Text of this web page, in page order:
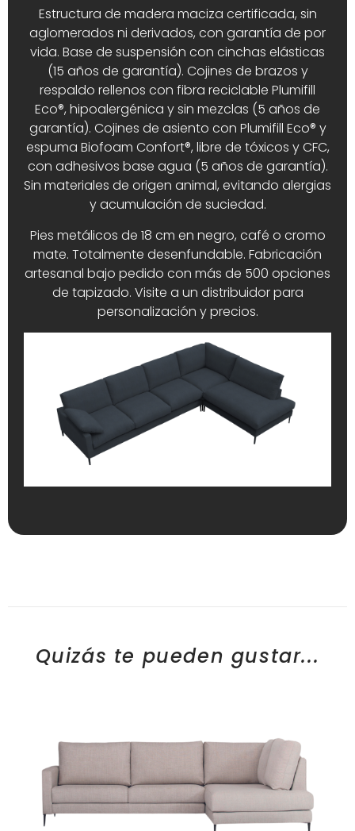
Estructura de madera maciza certificada, sin
aglomerados ni derivados, con garantía de por
vida. Base de suspensión con cinchas elásticas
(15 años de garantía). Cojines de brazos y
respaldo rellenos con fibra reciclable Plumifill
Eco®, hipoalergénica y sin mezclas (5 años de
garantía). Cojines de asiento con Plumifill Eco® y
espuma Biofoam Confort®, libre de tóxicos y CFC,
con adhesivos base agua (5 años de garantía).
Sin materiales de origen animal, evitando alergias
y acumulación de suciedad.
Pies metálicos de 18 cm en negro, café o cromo
mate. Totalmente desenfundable. Fabricación
artesanal bajo pedido con más de 500 opciones
de tapizado. Visite a un distribuidor para
personalización y precios.
Quizás te pueden gustar...